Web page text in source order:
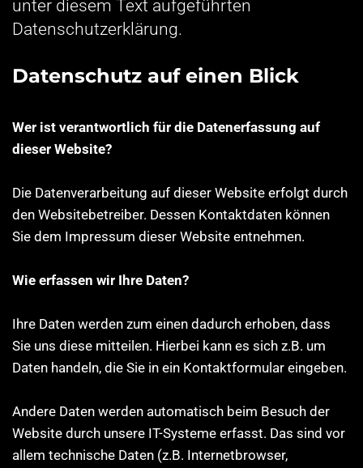
unter diesem Text aufgeführten
Datenschutzerklärung.
Datenschutz auf einen Blick
Wer ist verantwortlich für die Datenerfassung auf
dieser Website?
Die Datenverarbeitung auf dieser Website erfolgt durch
den Websitebetreiber. Dessen Kontaktdaten können
Sie dem Impressum dieser Website entnehmen.
Wie erfassen wir Ihre Daten?
Ihre Daten werden zum einen dadurch erhoben, dass
Sie uns diese mitteilen. Hierbei kann es sich z.B. um
Daten handeln, die Sie in ein Kontaktformular eingeben.
Andere Daten werden automatisch beim Besuch der
Website durch unsere IT-Systeme erfasst. Das sind vor
allem technische Daten (z.B. Internetbrowser,